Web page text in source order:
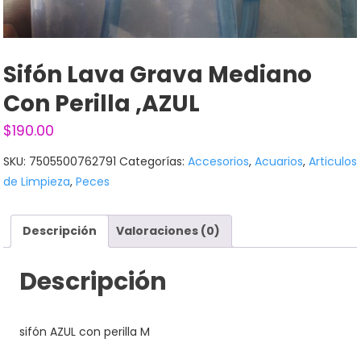
Sifón Lava Grava Mediano
Con Perilla ,AZUL
$190.00
SKU: 7505500762791 Categorías:Accesorios,Acuarios,Articulos
de Limpieza,Peces
Descripción Valoraciones (0)
Descripción
sifón AZUL con perilla M